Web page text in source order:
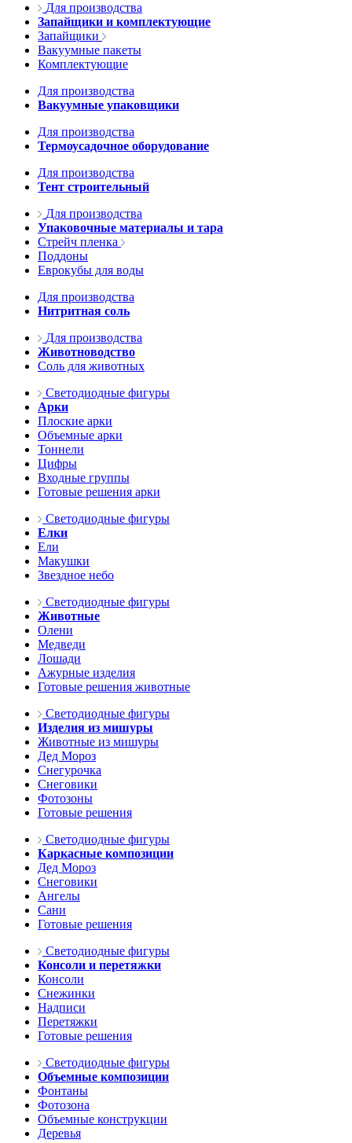
Для производства
Запайщики и комплектующие
Запайщики
Вакуумные пакеты
Комплектующие
Для производства
Вакуумные упаковщики
Для производства
Термоусадочное оборудование
Для производства
Тент строительный
Для производства
Упаковочные материалы и тара
Стрейч пленка
Поддоны
Еврокубы для воды
Для производства
Нитритная соль
Для производства
Животноводство
Соль для животных
Светодиодные фигуры
Арки
Плоские арки
Объемные арки
Тоннели
Цифры
Входные группы
Готовые решения арки
Светодиодные фигуры
Елки
Ели
Макушки
Звездное небо
Светодиодные фигуры
Животные
Олени
Медведи
Лошади
Ажурные изделия
Готовые решения животные
Светодиодные фигуры
Изделия из мишуры
Животные из мишуры
Дед Мороз
Снегурочка
Снеговики
Фотозоны
Готовые решения
Светодиодные фигуры
Каркасные композиции
Дед Мороз
Снеговики
Ангелы
Сани
Готовые решения
Светодиодные фигуры
Консоли и перетяжки
Консоли
Снежинки
Надписи
Перетяжки
Готовые решения
Светодиодные фигуры
Объемные композиции
Фонтаны
Фотозона
Объемные конструкции
Деревья